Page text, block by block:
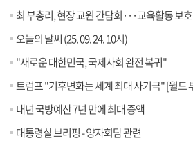
최 부총리, 현장 교원 간담회···교육활동 보
오늘의 날씨 (25. 09. 24. 10시)
"새로운 대한민국, 국제사회 완전 복귀"
트럼프 "기후변화는 세계 최대 사기극" [월드
내년 국방예산 7년 만에 최대 증액
대통령실 브리핑 - 양자회담 관련